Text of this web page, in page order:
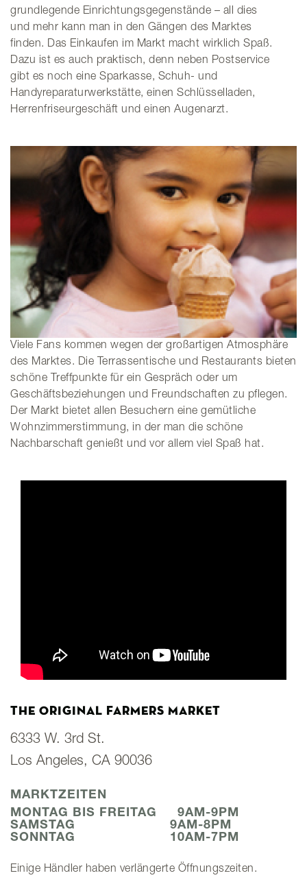
grundlegende Einrichtungsgegenstände – all dies
und mehr kann man in den Gängen des Marktes
finden. Das Einkaufen im Markt macht wirklich Spaß.
Dazu ist es auch praktisch, denn neben Postservice
gibt es noch eine Sparkasse, Schuh- und
Handyreparaturwerkstätte, einen Schlüsselladen,
Herrenfriseurgeschäft und einen Augenarzt.
Viele Fans kommen wegen der großartigen Atmosphäre
des Marktes. Die Terrassentische und Restaurants bieten
schöne Treffpunkte für ein Gespräch oder um
Geschäftsbeziehungen und Freundschaften zu pflegen.
Der Markt bietet allen Besuchern eine gemütliche
Wohnzimmerstimmung, in der man die schöne
Nachbarschaft genießt und vor allem viel Spaß hat.
THE ORIGINAL FARMERS MARKET
6333 W. 3rd St.
Los Angeles, CA 90036
MARKTZEITEN
MONTAG BIS FREITAG 9AM-9PM
SAMSTAG 9AM-8PM
SONNTAG 10AM-7PM
Einige Händler haben verlängerte Öffnungszeiten.